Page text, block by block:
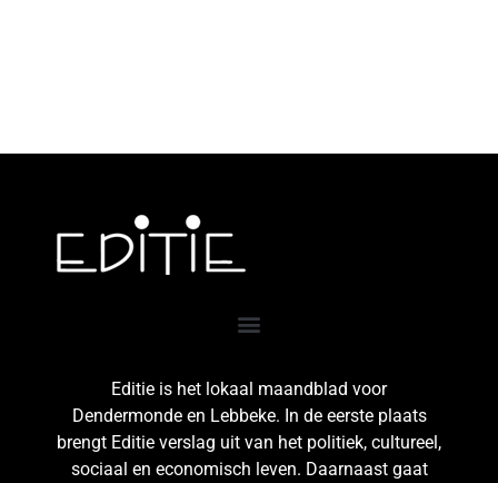
Editie is het lokaal maandblad voor
Dendermonde en Lebbeke. In de eerste plaats
brengt Editie verslag uit van het politiek, cultureel,
sociaal en economisch leven. Daarnaast gaat